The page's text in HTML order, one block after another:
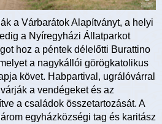
a Várbarátok Alapítványt, a helyi
a Nyíregyházi Állatparkot
hoz a péntek délelőtti Burattino
a nagykállói görögkatolikus
követ. Habpartival, ugrálóvárral
a vendégeket és az
a családok összetartozását. A
egyházközségi tag és karitász